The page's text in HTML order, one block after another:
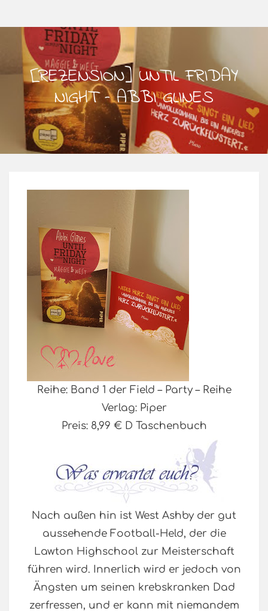
[REZENSION] UNTIL FRIDAY
NIGHT – ABBI GLINES
Reihe: Band 1 der Field – Party – Reihe
Verlag: Piper
Preis: 8,99 € D Taschenbuch
Nach außen hin ist West Ashby der gut
aussehende Football-Held, der die
Lawton Highschool zur Meisterschaft
führen wird. Innerlich wird er jedoch von
Ängsten um seinen krebskranken Dad
zerfressen, und er kann mit niemandem